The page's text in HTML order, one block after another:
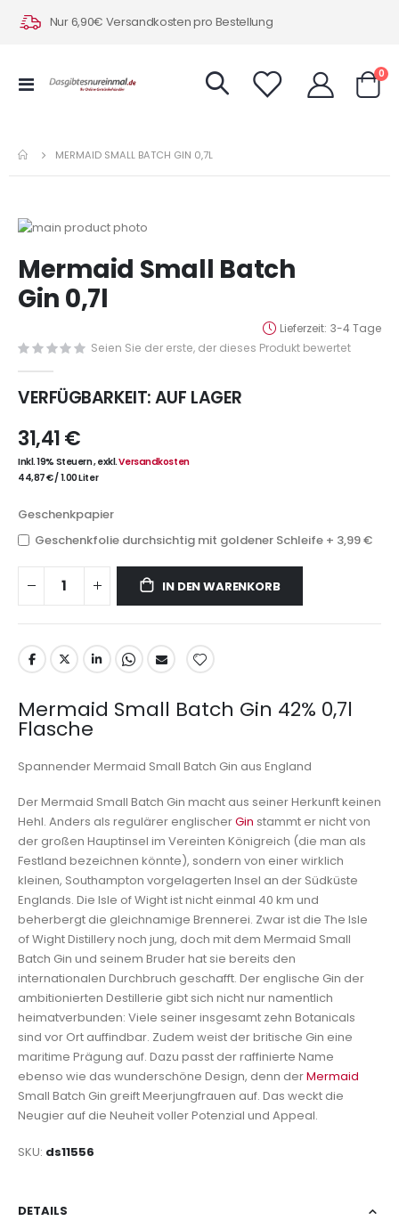
Nur 6,90€ Versandkosten pro Bestellung
Navigation
0
MERMAID SMALL BATCH GIN 0,7L
Zum
der
Bildergalerie
springen
Anfang
der
Bildergalerie
Mermaid Small Batch
Gin 0,7l
Lieferzeit 3-4 Tage
Seien Sie der erste, der dieses Produkt bewertet
VERFÜGBARKEIT:AUF LAGER
31,41 €
Inkl. 19% Steuern,exkl.Versandkosten
44,87 €/1.00 Liter
Geschenkpapier
Geschenkfolie durchsichtig mit goldener Schleife + 3,99 €
IN DEN WARENKORB
Mermaid Small Batch Gin 42% 0,7l
Flasche
Spannender Mermaid Small Batch Gin aus England
Der Mermaid Small Batch Gin macht aus seiner Herkunft keinen
Hehl. Anders als regulärer englischerGin stammt er nicht von
der großen Hauptinsel im Vereinten Königreich (die man als
Festland bezeichnen könnte), sondern von einer wirklich
kleinen, Southampton vorgelagerten Insel an der Südküste
Englands. Die Isle of Wight ist nicht einmal 40 km und
beherbergt die gleichnamige Brennerei. Zwar ist die The Isle
of Wight Distillery noch jung, doch mit dem Mermaid Small
Batch Gin und seinem Bruder hat sie bereits den
internationalen Durchbruch geschafft. Der englische Gin der
ambitionierten Destillerie gibt sich nicht nur namentlich
heimatverbunden: Viele seiner insgesamt zehn Botanicals
sind vor Ort auffindbar. Zudem weist der britische Gin eine
maritime Prägung auf. Dazu passt der raffinierte Name
ebenso wie das wunderschöne Design, denn derMermaid
Small Batch Gin greift Meerjungfrauen auf. Das weckt die
Neugier auf die Neuheit voller Potenzial und Appeal.
SKU ds11556
DETAILS